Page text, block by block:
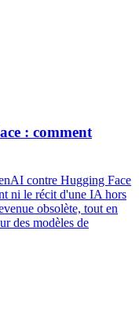
: comment
contre Hugging Face
ni le récit d'une IA hors
obsolète, tout en
des modèles de